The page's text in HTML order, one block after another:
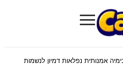
≡
אמנותית נפלאות דמיון לנשמות